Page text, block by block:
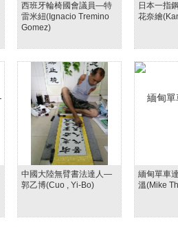
西班牙輪椅國會議員—特
雷米紐(Ignacio Tremino
Gomez)
日本一指
花奈繪
中國大陸無臂書法達人—
郭乙博(Cuo , Yi-Bo)
緬甸單車
溫(Mike